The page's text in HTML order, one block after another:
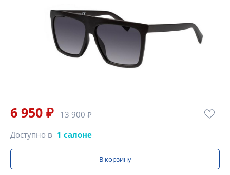
6 950 ₽ 13 900 ₽
Доступно в 1 салоне
В корзину